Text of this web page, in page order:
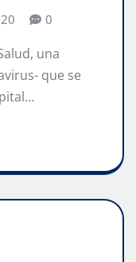
0
una
que se